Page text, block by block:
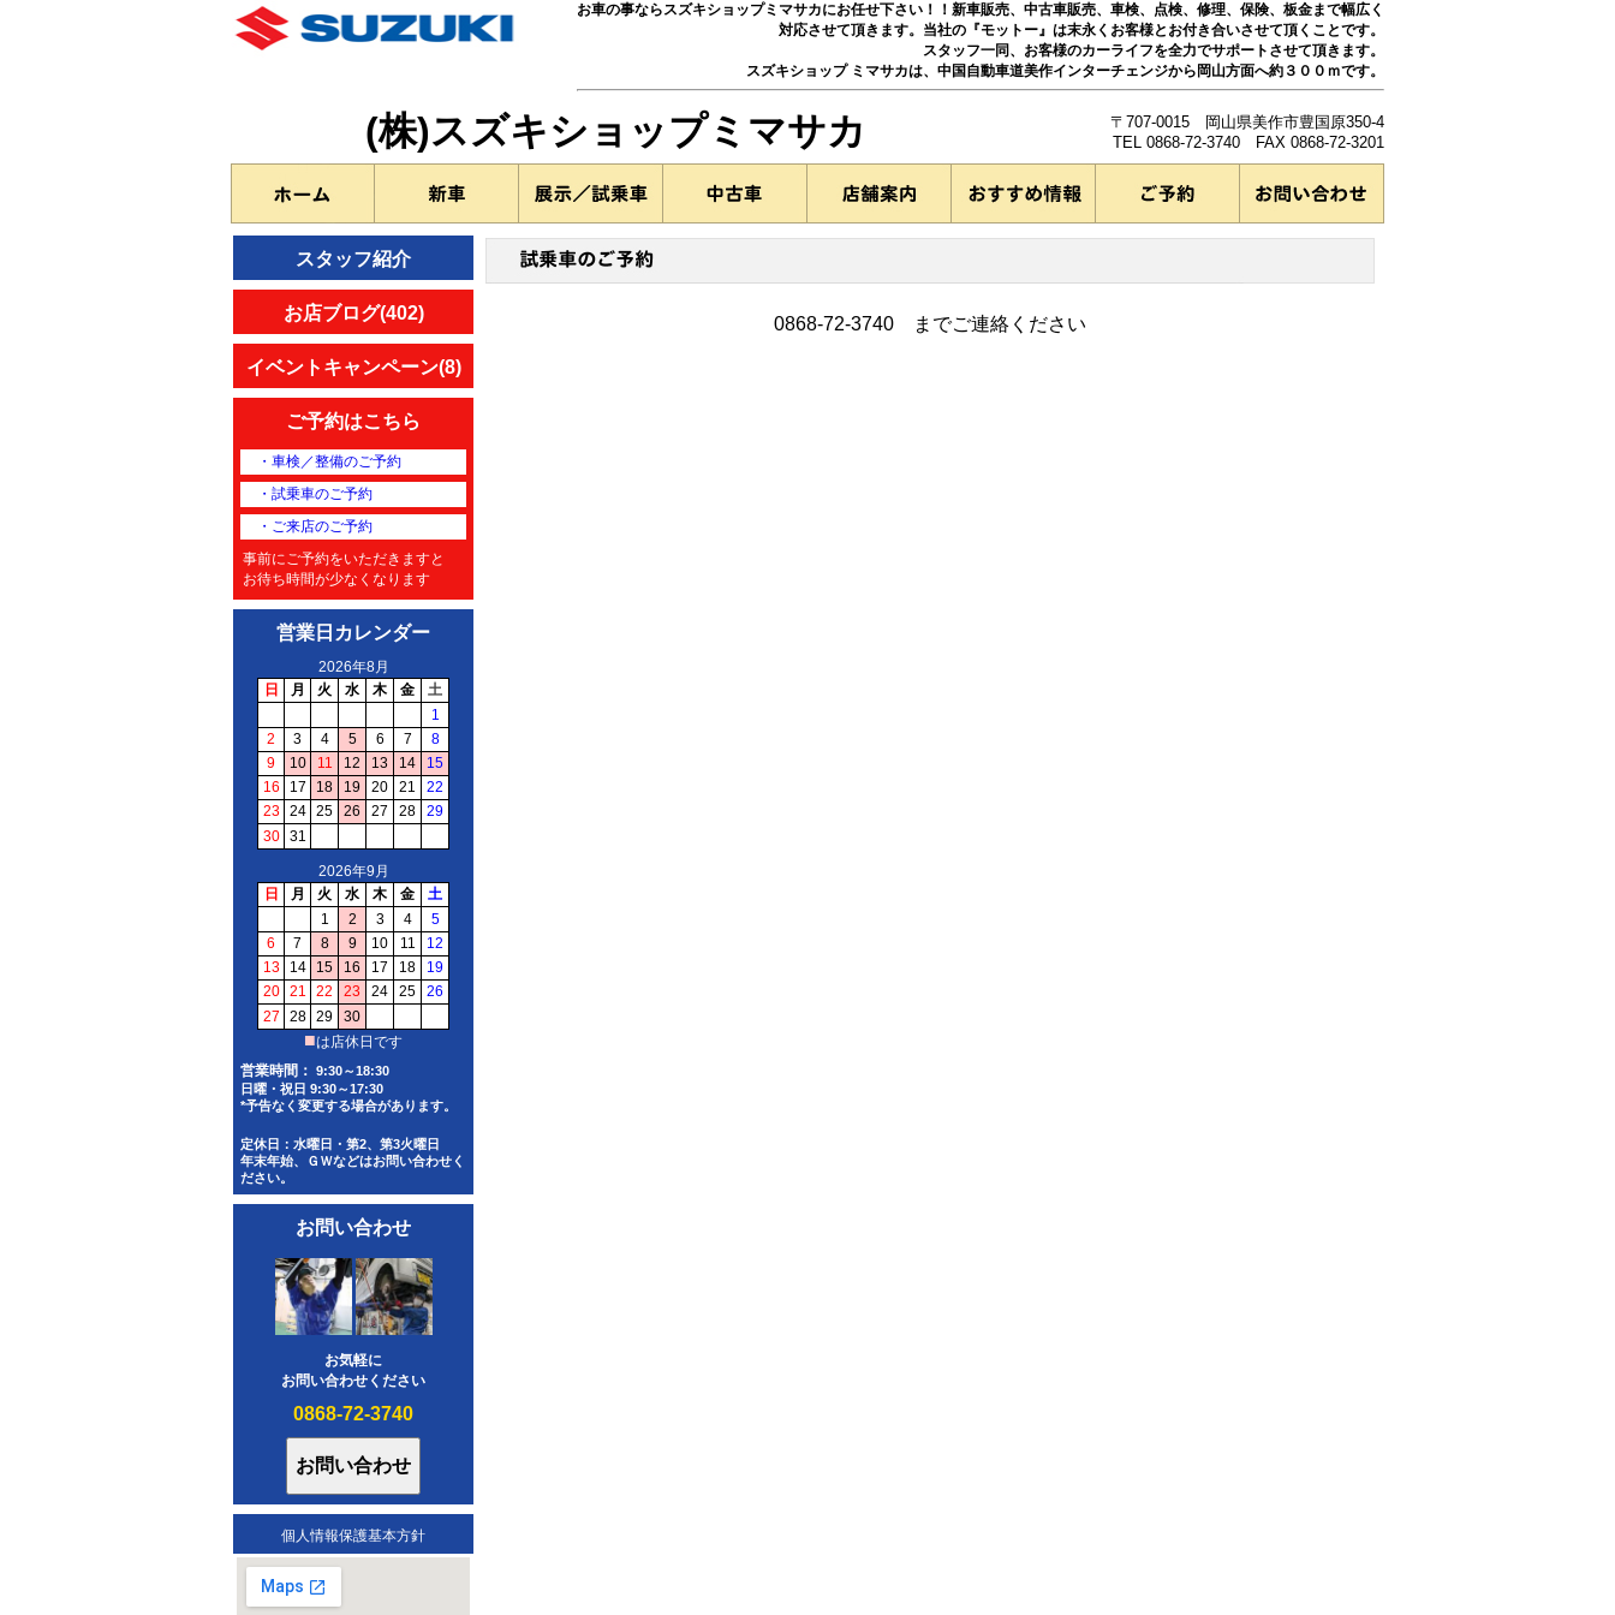
お車の事ならスズキショップミマサカにお任せ下さい！！新車販売、中古車販売、車検、点検、修理、保険、板金まで幅広く
対応させて頂きます。当社の『モットー』は末永くお客様とお付き合いさせて頂くことです。
スタッフ一同、お客様のカーライフを全力でサポートさせて頂きます。
スズキショップ ミマサカは、中国自動車道美作インターチェンジから岡山方面へ約３００ｍです。
(株)スズキショップミマサカ
〒707-0015 岡山県美作市豊国原350-4
TEL 0868-72-3740 FAX 0868-72-3201
スタッフ紹介
お店ブログ(402)
イベントキャンペーン(8)
ご予約はこちら
・車検／整備のご予約
・試乗車のご予約
・ご来店のご予約
事前にご予約をいただきますと
お待ち時間が少なくなります
営業日カレンダー
営業時間： 9:30～18:30
日曜・祝日 9:30～17:30
*予告なく変更する場合があります。
定休日：水曜日・第2、第3火曜日
年末年始、ＧＷなどはお問い合わせく
ださい。
お問い合わせ
お気軽に
お問い合わせください
0868-72-3740
個人情報保護基本方針
0868-72-3740 までご連絡ください